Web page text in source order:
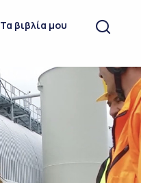
Τα βιβλία μου